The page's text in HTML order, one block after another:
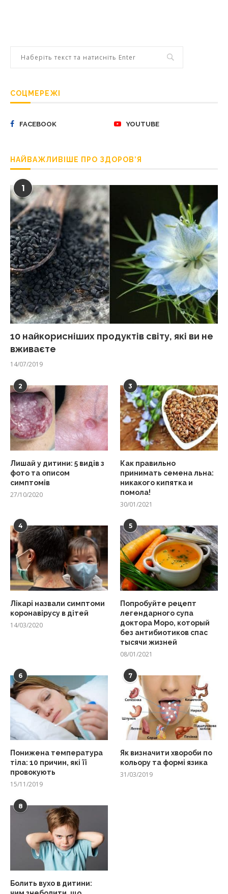
СОЦМЕРЕЖІ
FACEBOOK YOUTUBE
НАЙВАЖЛИВІШЕ ПРО ЗДОРОВ’Я
1
10 найкорисніших продуктів світу, які ви не
вживаєте
14/07/2019
2
Лишай у дитини: 5 видів з
фото та описом
симптомів
27/10/2020
3
Как правильно
принимать семена льна:
никакого кипятка и
помола!
30/01/2021
4
Лікарі назвали симптоми
коронавірусу в дітей
14/03/2020
5
Попробуйте рецепт
легендарного супа
доктора Моро, который
без антибиотиков спас
тысячи жизней
08/01/2021
6
Понижена температура
тіла: 10 причин, які її
провокують
15/11/2019
7
Як визначити хвороби по
кольору та формі язика
31/03/2019
8
Болить вухо в дитини: